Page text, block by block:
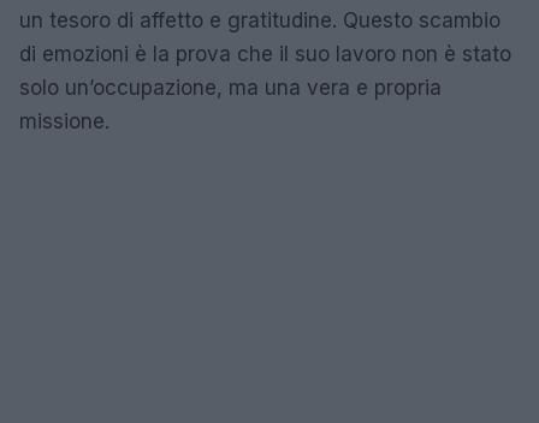
un tesoro di affetto e gratitudine. Questo scambio
di emozioni è la prova che il suo lavoro non è stato
solo un’occupazione, ma una vera e propria
missione.